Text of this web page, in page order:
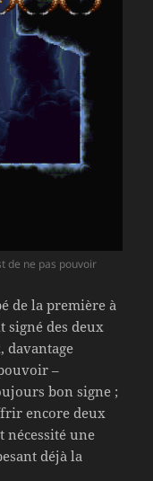
de ne pas pouvoir
de la première à
signé des deux
davantage
–
bon signe ;
encore deux
nécessité une
déjà la